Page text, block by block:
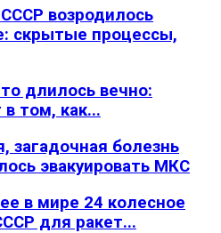
возродилось
скрытые процессы,
длилось вечно:
том, как...
загадочная болезнь
эвакуировать МКС
в мире 24 колесное
для ракет...